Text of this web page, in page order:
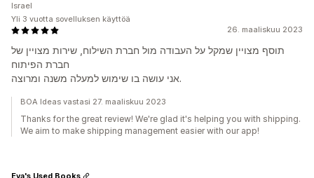
26. maaliskuu 2023
תוסף מצויין שמקל על העבודה מול חברת השילוח, שירות מצויין של
חברת הפיתוח
אני עושה בו שימוש למעלה משנה ומרוצה.
Israel
Yli 3 vuotta sovelluksen käyttöä
BOA Ideas vastasi 27. maaliskuu 2023
Thanks for the great review! We're glad it's helping you with shipping.
We aim to make shipping management easier with our app!
Eva's Used Books